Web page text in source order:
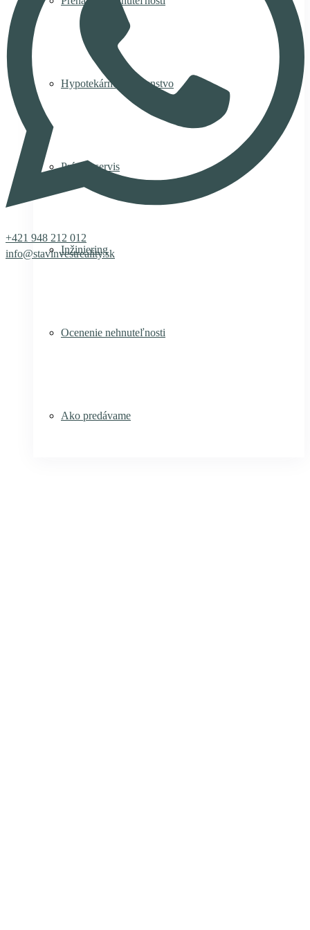
Hypotekárne poradenstvo
Právny servis
Inžiniering
Ocenenie nehnuteľnosti
Ako predávame
+421 948 212 012
info@stavinvestreality.sk